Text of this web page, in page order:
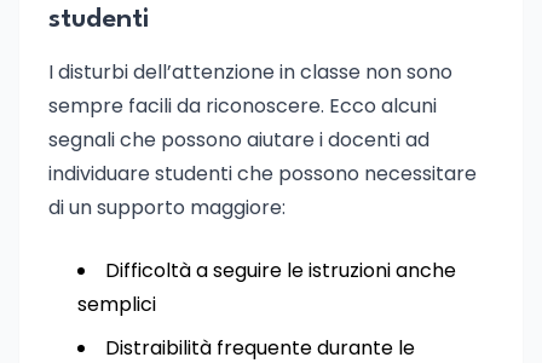
studenti
I disturbi dell’attenzione in classe non sono
sempre facili da riconoscere. Ecco alcuni
segnali che possono aiutare i docenti ad
individuare studenti che possono necessitare
di un supporto maggiore:
Difficoltà a seguire le istruzioni anche
semplici
Distraibilità frequente durante le